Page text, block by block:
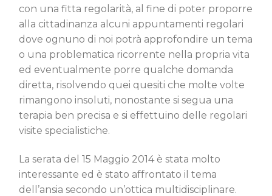
con una fitta regolarità, al fine di poter proporre
alla cittadinanza alcuni appuntamenti regolari
dove ognuno di noi potrà approfondire un tema
o una problematica ricorrente nella propria vita
ed eventualmente porre qualche domanda
diretta, risolvendo quei quesiti che molte volte
rimangono insoluti, nonostante si segua una
terapia ben precisa e si effettuino delle regolari
visite specialistiche.
La serata del 15 Maggio 2014 è stata molto
interessante ed è stato affrontato il tema
dell’ansia secondo un’ottica multidisciplinare.